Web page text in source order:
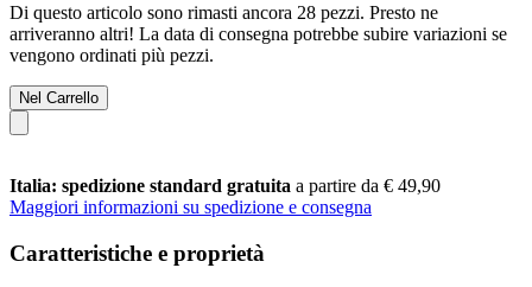
Di questo articolo sono rimasti ancora 28 pezzi. Presto ne
arriveranno altri! La data di consegna potrebbe subire variazioni se
vengono ordinati più pezzi.
Nel Carrello
Italia: spedizione standard gratuita a partire da € 49,90
Maggiori informazioni su spedizione e consegna
Caratteristiche e proprietà